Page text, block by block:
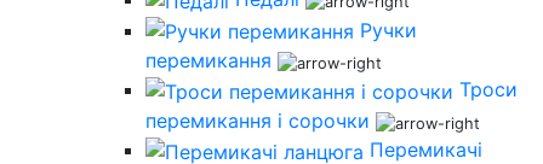
Ручки
перемикання
Троси
перемикання і сорочки
Перемикачі